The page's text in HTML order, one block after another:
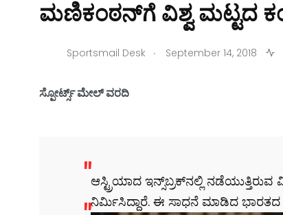
ಮಣಿಕಂಠನ್‌ಗೆ ವಿಶ್ವ ಮಟ್ಟದ
Sportsmail Desk . September 14, 2018
ಸ್ಪೋರ್ಟ್ಸ್ ಮೇಲ್ ವರದಿ
ಆಸ್ಟ್ರಿಯಾದ ಇನ್ಸ್‌ಬ್ರಕ್‌ನಲ್ಲಿ
ನಿರ್ಮಿಸಿದ್ದಾರೆ. ಈ ಸಾಧನೆ ಮಾಡಿದ ಭಾರತದ